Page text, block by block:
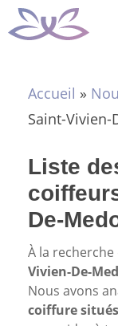
Aller
au
Accueil »
Saint-Vivien-
Liste
De-
À la recherche
Vivien-De-
Nous avons
coiffure